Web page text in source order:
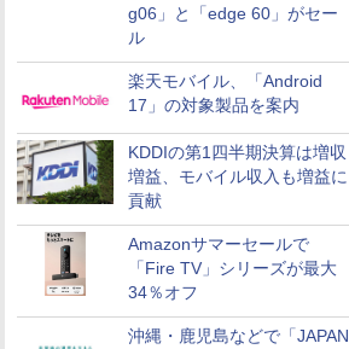
g06」と「edge 60」がセー
ル
楽天モバイル、「Android
17」の対象製品を案内
KDDIの第1四半期決算は増収
増益、モバイル収入も増益に
貢献
Amazonサマーセールで
「Fire TV」シリーズが最大
34％オフ
沖縄・鹿児島などで「JAPAN